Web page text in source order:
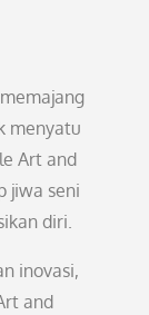
menyatu
Art and
jiwa seni
diri.
inovasi,
and